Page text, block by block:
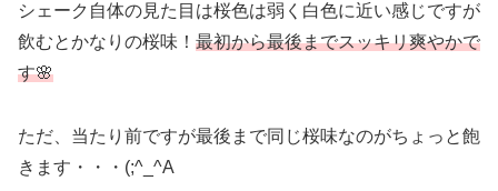
シェーク自体の見た目は桜色は弱く白色に近い感じですが
飲むとかなりの桜味！ 最初から最後までスッキリ爽やかで
す🌸
ただ、当たり前ですが最後まで同じ桜味なのがちょっと飽
きます・・・(;^_^A